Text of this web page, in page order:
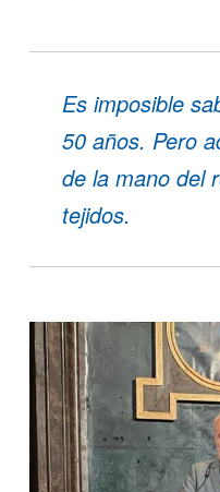
Es imposible
50 años. Pero
de la mano del
tejidos.